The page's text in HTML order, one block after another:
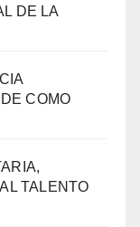
DE LA
COMO
TALENTO